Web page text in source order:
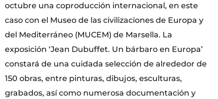
octubre una coproducción internacional, en este
caso con el Museo de las civilizaciones de Europa y
del Mediterráneo (MUCEM) de Marsella. La
exposición ‘Jean Dubuffet. Un bárbaro en Europa’
constará de una cuidada selección de alrededor de
150 obras, entre pinturas, dibujos, esculturas,
grabados, así como numerosa documentación y